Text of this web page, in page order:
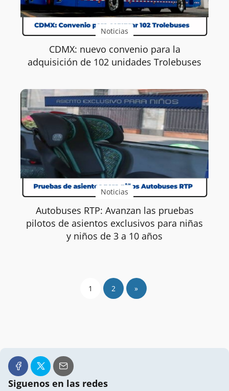
Noticias
CDMX: nuevo convenio para la
adquisición de 102 unidades Trolebuses
Noticias
Autobuses RTP: Avanzan las pruebas
pilotos de asientos exclusivos para niñas
y niños de 3 a 10 años
1 2 »
Siguenos en las redes